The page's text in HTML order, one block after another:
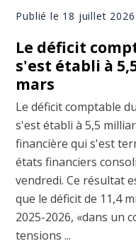
Publié le 18 juillet 2026
Le déficit
s'est établi à
mars
Le déficit comptable
s'est établi à 5,5
financière qui s'est
états financiers
vendredi. Ce résultat
que le déficit de 11,4
2025-2026, «dans un
tensions ...